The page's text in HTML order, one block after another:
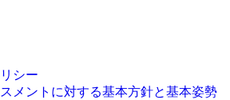
シー
メントに対する基本方針と基本姿勢